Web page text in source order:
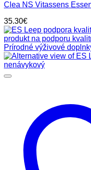
Clea NS Vitassens
35.30€